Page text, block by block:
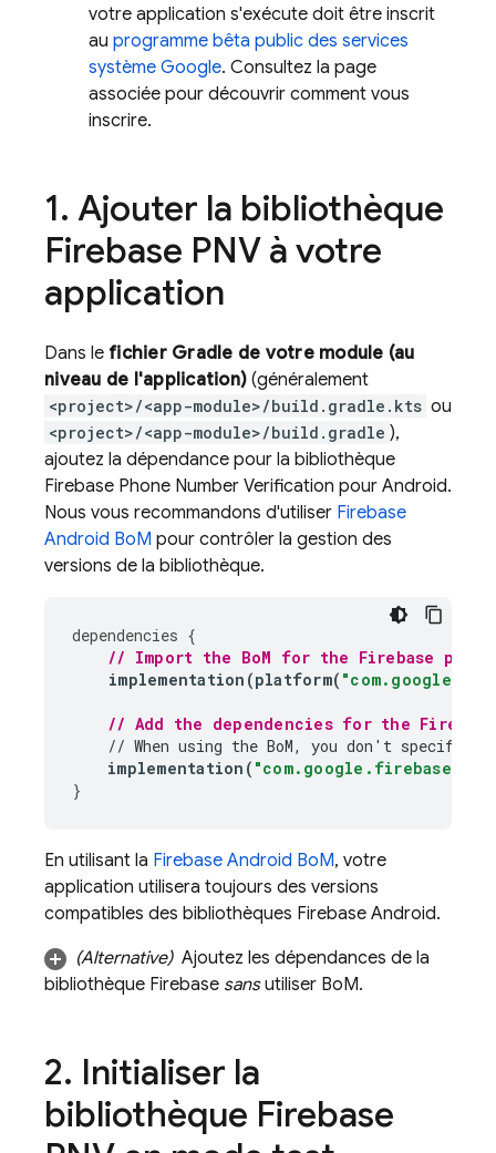
votre application s'exécute doit être inscrit
au programme bêta public des services
système Google. Consultez la page
associée pour découvrir comment vous
inscrire.
1. Ajouter la bibliothèque
Firebase PNV à votre
application
Dans le fichier Gradle de votre module (au
niveau de l'application) (généralement
<project>/<app-module>/build.gradle.kts ou
<project>/<app-module>/build.gradle ),
ajoutez la dépendance pour la bibliothèque
Firebase Phone Number Verification pour Android.
Nous vous recommandons d'utiliser Firebase
Android BoM pour contrôler la gestion des
versions de la bibliothèque.
dependencies {
// Import the BoM for the Firebase
implementation (platform(
// Add the dependencies for the
// When using the BoM, you don't specify
implementation (
}
En utilisant la Firebase Android BoM, votre
application utilisera toujours des versions
compatibles des bibliothèques Firebase Android.
(Alternative)Ajoutez les dépendances de la
bibliothèque Firebase sansutiliser BoM.
2. Initialiser la
bibliothèque Firebase